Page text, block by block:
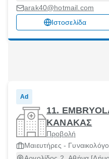
arak40@hotmail.com
Ιστοσελίδα
Ad
11.
ΚΑΝΑΚΑΣ
Προβολή
Μαιευτήρες -